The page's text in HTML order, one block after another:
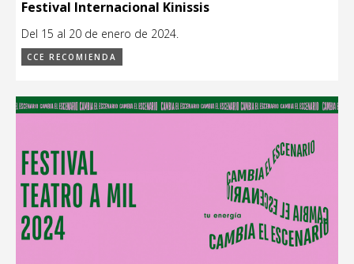
Festival Internacional Kinissis
Del 15 al 20 de enero de 2024.
CCE RECOMIENDA